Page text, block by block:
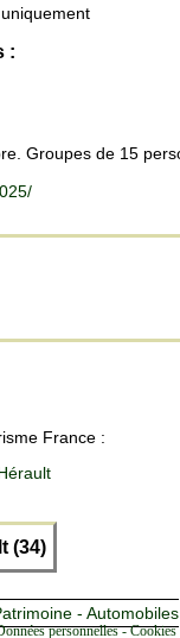
:
Groupes de 15
France :
(34)
- Automobiles
personnelles -